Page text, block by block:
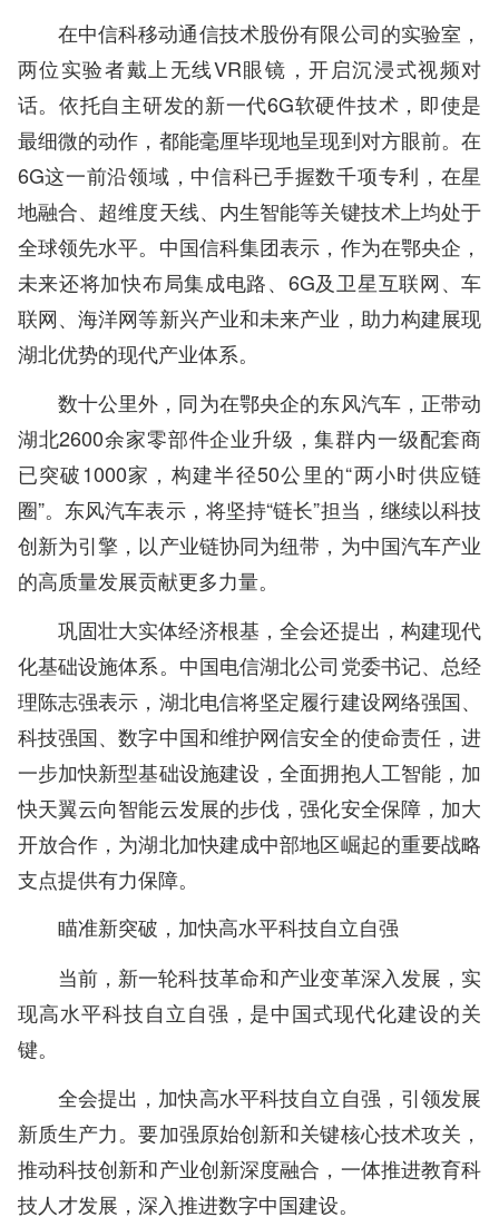
在中信科移动通信技术股份有限公司的实验室，
两位实验者戴上无线VR眼镜，开启沉浸式视频对
话。依托自主研发的新一代6G软硬件技术，即使是
最细微的动作，都能毫厘毕现地呈现到对方眼前。在
6G这一前沿领域，中信科已手握数千项专利，在星
地融合、超维度天线、内生智能等关键技术上均处于
全球领先水平。中国信科集团表示，作为在鄂央企，
未来还将加快布局集成电路、6G及卫星互联网、车
联网、海洋网等新兴产业和未来产业，助力构建展现
湖北优势的现代产业体系。
数十公里外，同为在鄂央企的东风汽车，正带动
湖北2600余家零部件企业升级，集群内一级配套商
已突破1000家，构建半径50公里的“两小时供应链
圈”。东风汽车表示，将坚持“链长”担当，继续以科技
创新为引擎，以产业链协同为纽带，为中国汽车产业
的高质量发展贡献更多力量。
巩固壮大实体经济根基，全会还提出，构建现代
化基础设施体系。中国电信湖北公司党委书记、总经
理陈志强表示，湖北电信将坚定履行建设网络强国、
科技强国、数字中国和维护网信安全的使命责任，进
一步加快新型基础设施建设，全面拥抱人工智能，加
快天翼云向智能云发展的步伐，强化安全保障，加大
开放合作，为湖北加快建成中部地区崛起的重要战略
支点提供有力保障。
瞄准新突破，加快高水平科技自立自强
当前，新一轮科技革命和产业变革深入发展，实
现高水平科技自立自强，是中国式现代化建设的关
键。
全会提出，加快高水平科技自立自强，引领发展
新质生产力。要加强原始创新和关键核心技术攻关，
推动科技创新和产业创新深度融合，一体推进教育科
技人才发展，深入推进数字中国建设。